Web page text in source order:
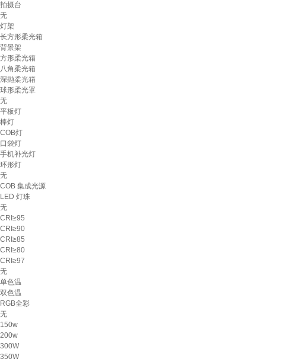
拍摄台
无
灯架
长方形柔光箱
背景架
方形柔光箱
八角柔光箱
深抛柔光箱
球形柔光罩
无
平板灯
棒灯
COB灯
口袋灯
手机补光灯
环形灯
无
COB 集成光源
LED 灯珠
无
CRI≥95
CRI≥90
CRI≥85
CRI≥80
CRI≥97
无
单色温
双色温
RGB全彩
无
150w
200w
300W
350W